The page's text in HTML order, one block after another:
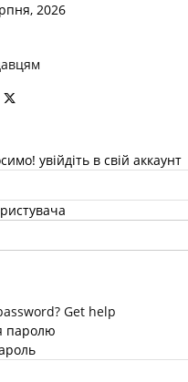
2026
увійдіть в свій аккаунт
Get help
паролю